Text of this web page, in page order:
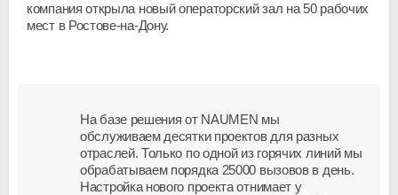
компания открыла новый операторский зал на 50 рабочих
мест в Ростове-на-Дону.
На базе решения от NAUMEN мы
обслуживаем десятки проектов для разных
отраслей. Только по одной из горячих линий мы
обрабатываем порядка 25000 вызовов в день.
Настройка нового проекта отнимает у